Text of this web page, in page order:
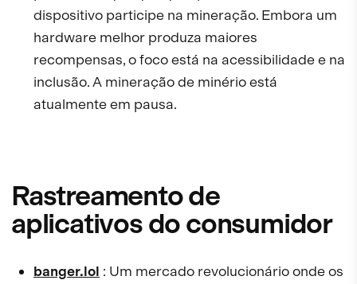
dispositivo participe na mineração. Embora um
hardware melhor produza maiores
recompensas, o foco está na acessibilidade e na
inclusão. A mineração de minério está
atualmente em pausa.
Rastreamento de
aplicativos do consumidor
banger.lol : Um mercado revolucionário onde os